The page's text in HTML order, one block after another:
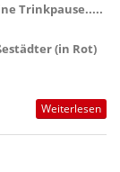
Trinkpause.....
(in Rot)
Weiterlesen